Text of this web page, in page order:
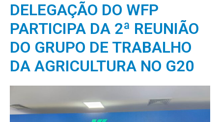
DELEGAÇÃO DO WFP
PARTICIPA DA 2ª REUNIÃO
DO GRUPO DE TRABALHO
DA AGRICULTURA NO G20